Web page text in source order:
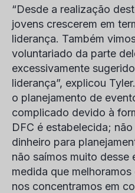
“Desde a realização
jovens crescerem em
liderança. Também
voluntariado da parte
excessivamente
liderança”, explicou
o planejamento de
complicado devido à
DFC é estabelecida;
dinheiro para
não saímos muito desse
medida que
nos concentramos em